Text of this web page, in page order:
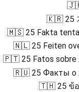
🇯🇵
🇰🇷 25
🇲🇸 25 Fakta
🇳🇱 25 Feiten
🇵🇹 25 Fatos sobre
🇷🇺 25 Факты о
🇹🇭 25 ข้อ